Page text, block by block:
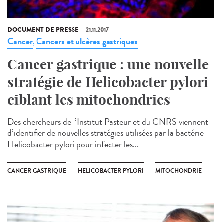
DOCUMENT DE PRESSE 21.11.2017
Cancer,Cancers et ulcères gastriques
Cancer gastrique : une nouvelle
stratégie de Helicobacter pylori
ciblant les mitochondries
Des chercheurs de l’Institut Pasteur et du CNRS viennent
d’identifier de nouvelles stratégies utilisées par la bactérie
Helicobacter pylori pour infecter les...
CANCER GASTRIQUE HELICOBACTER PYLORI MITOCHONDRIE